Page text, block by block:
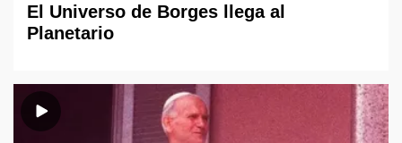
El Universo de Borges llega al
Planetario